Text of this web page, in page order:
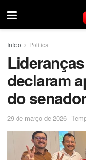
Início Política
declaram
do
29 de março de 2026